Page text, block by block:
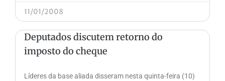
11/01/2008
Deputados discutem retorno do
imposto do cheque
Líderes da base aliada disseram nesta quinta-feira (10)